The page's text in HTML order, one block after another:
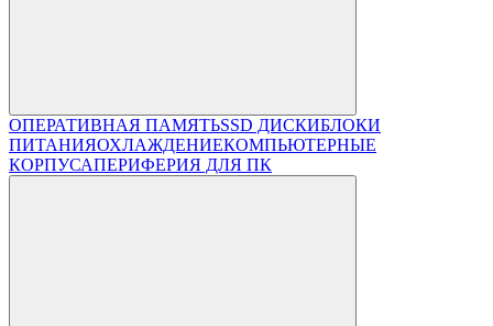
ОПЕРАТИВНАЯ ПАМЯТЬSSD ДИСКИБЛОКИ
ПИТАНИЯОХЛАЖДЕНИЕКОМПЬЮТЕРНЫЕ
КОРПУСАПЕРИФЕРИЯ ДЛЯ ПК